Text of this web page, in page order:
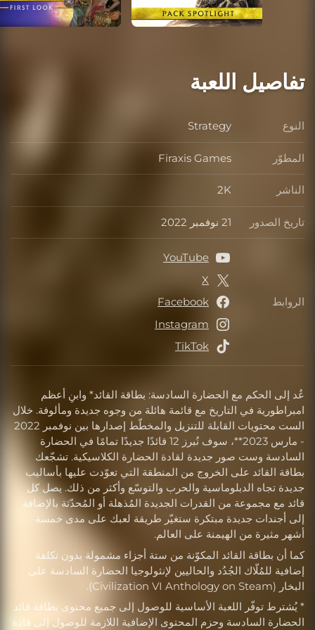
تفاصيل اللعبة
عُد إلى الحكم مع الحضارة السادسة: بطاقة القائد* وابنِ أعظم
امبراطورية في التاريخ مع قائمة هائلة من وجوه جديدة ومألوفة. خلال
الست محتويات القابلة للتنزيل والمخطّط إصدارها بين نوفمبر 2022
- مارس 2023**، سوف نُبرز 12 قائدًا جديدًا تمامًا في الحضارة
السادسة وست صور جديدة لقادة الحضارة الكلاسيكية. تشجّعك
بطاقة القائد على الخروج من المنطقة التي تعوّدت عليها بأساليب
جديدة تجاه الدبلوماسية والحرب والتوسّع وأكثر من ذلك. يصل كل
قائد مع مجموعة من القدرات الجديدة المُذهلة أو المُحدّثة بالإضافة
إلى أجندات جديدة مبتكرة ستغيّر طريقة لعبك على مدى خمسة
أشهر مثيرة من الهيمنة على العالم.
كما أن بطاقة القائد المكوّنة من ستة أجزاء مشمولة بدون تكلفة
إضافية للمُلّاك الجُدُد والحاليين لإنثولوجيا الحضارة السادسة على
البخار (Civilization VI Anthology on Steam).
* يُشترط توفّر اللعبة الأساسية للوصول إلى جميع محتوى بطاقة قائد
الحضارة السادسة وحزم المحتوى الإضافية اللازمة للوصول إلى قادة
النوع النوع
Strategy
المطوّر المطوّر
Firaxis Games
الناشر الناشر
2K
تاريخ الصدور تاريخ الصدور
21 نوفمبر 2022
الروابط الروابط
YouTube
X
Facebook
Instagram
TikTok